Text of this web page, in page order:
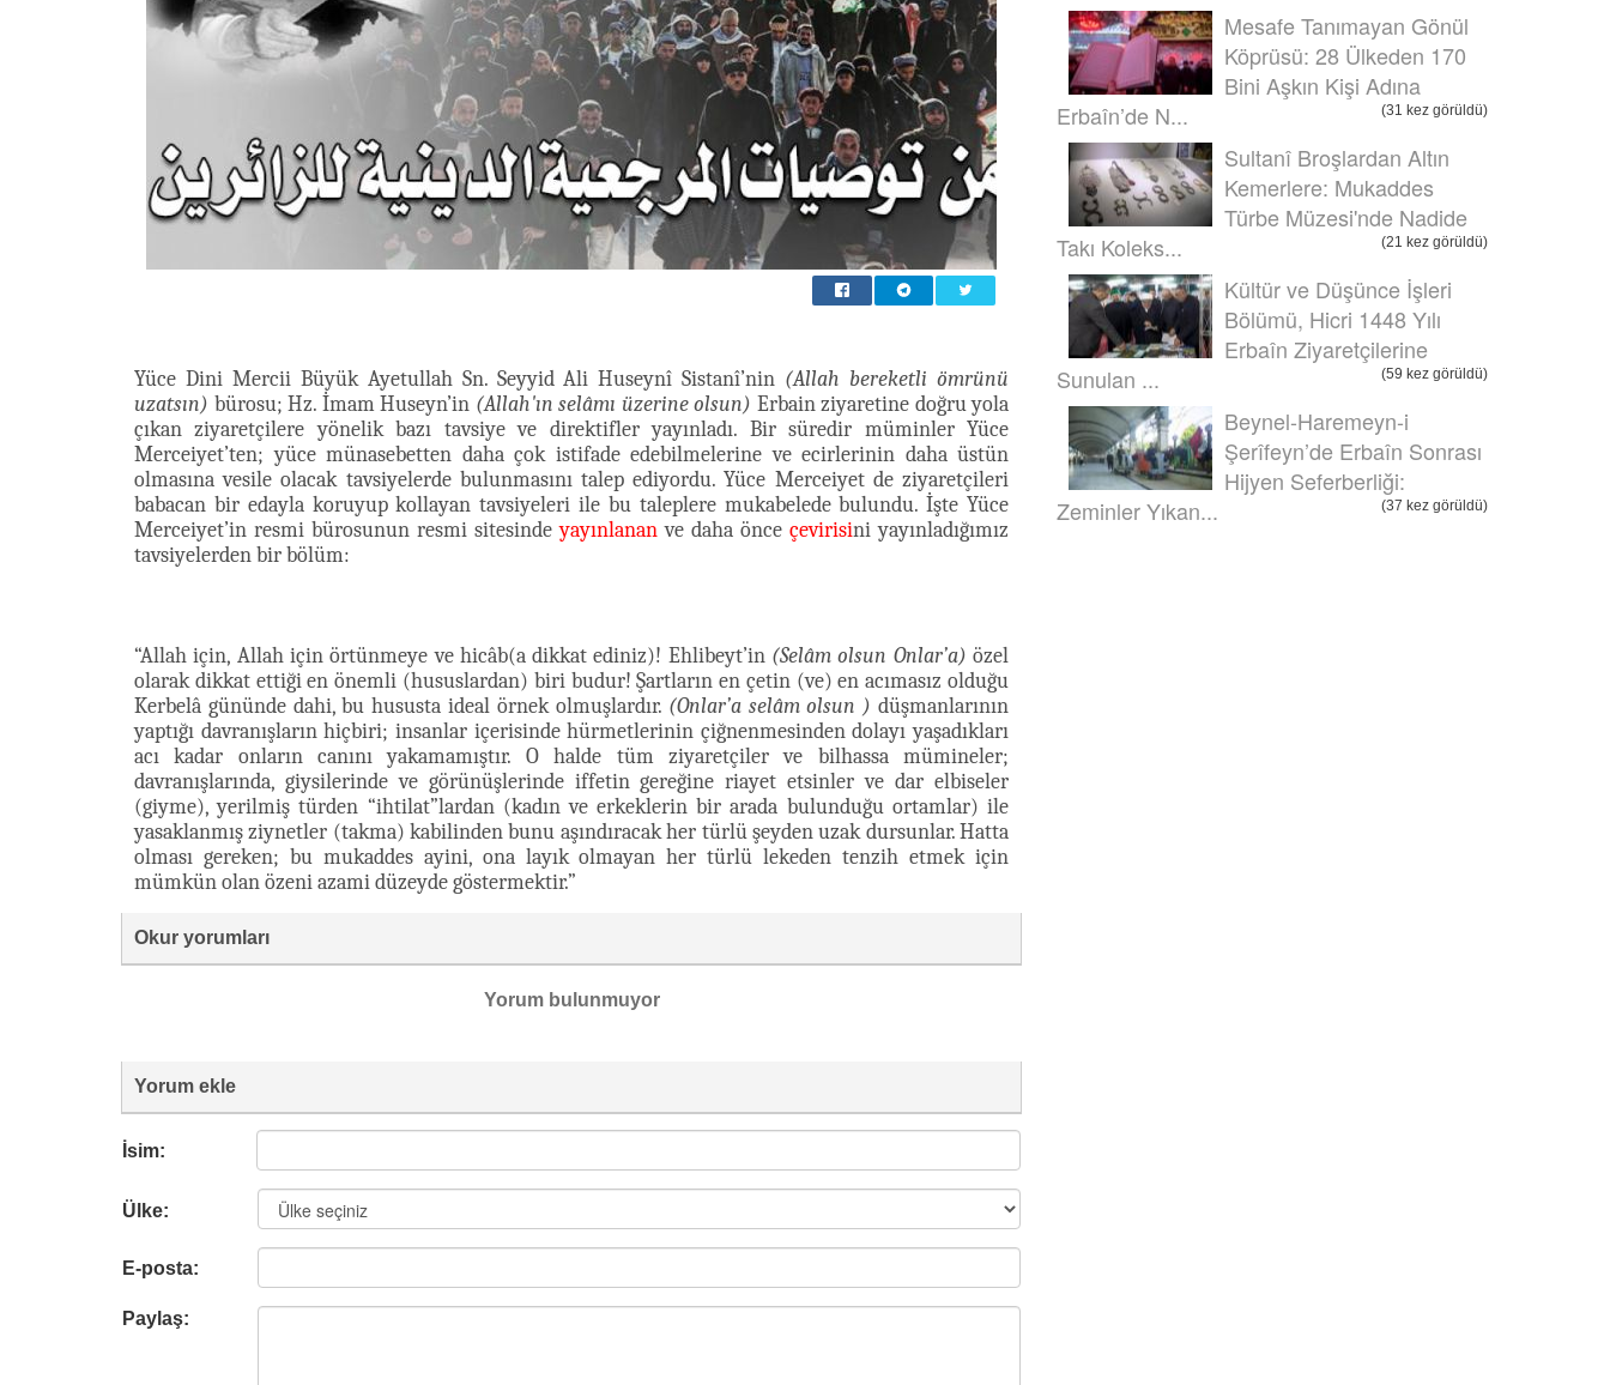
Yüce Dini Mercii Büyük Ayetullah Sn. Seyyid Ali Huseynî Sistanî’nin (Allah bereketli ömrünü
uzatsın) bürosu; Hz. İmam Huseyn’in (Allah'ın selâmı üzerine olsun) Erbain ziyaretine doğru yola
çıkan ziyaretçilere yönelik bazı tavsiye ve direktifler yayınladı. Bir süredir müminler Yüce
Merceiyet’ten; yüce münasebetten daha çok istifade edebilmelerine ve ecirlerinin daha üstün
olmasına vesile olacak tavsiyelerde bulunmasını talep ediyordu. Yüce Merceiyet de ziyaretçileri
babacan bir edayla koruyup kollayan tavsiyeleri ile bu taleplere mukabelede bulundu. İşte Yüce
Merceiyet’in resmi bürosunun resmi sitesindeyayınlanan ve daha önce çevirisini yayınladığımız
tavsiyelerden bir bölüm:
“Allah için, Allah için örtünmeye ve hicâb(a dikkat ediniz)! Ehlibeyt’in (Selâm olsun Onlar’a) özel
olarak dikkat ettiği en önemli (hususlardan) biri budur! Şartların en çetin (ve) en acımasız olduğu
Kerbelâ gününde dahi, bu hususta ideal örnek olmuşlardır. (Onlar’a selâm olsun ) düşmanlarının
yaptığı davranışların hiçbiri; insanlar içerisinde hürmetlerinin çiğnenmesinden dolayı yaşadıkları
acı kadar onların canını yakamamıştır. O halde tüm ziyaretçiler ve bilhassa mümineler;
davranışlarında, giysilerinde ve görünüşlerinde iffetin gereğine riayet etsinler ve dar elbiseler
(giyme), yerilmiş türden “ihtilat”lardan (kadın ve erkeklerin bir arada bulunduğu ortamlar) ile
yasaklanmış ziynetler (takma) kabilinden bunu aşındıracak her türlü şeyden uzak dursunlar. Hatta
olması gereken; bu mukaddes ayini, ona layık olmayan her türlü lekeden tenzih etmek için
mümkün olan özeni azami düzeyde göstermektir.”
Okur yorumları
Yorum bulunmuyor
Yorum ekle
İsim:
Ülke:
E-posta:
Paylaş:
Mesafe Tanımayan Gönül
Köprüsü: 28 Ülkeden 170
Bini Aşkın Kişi Adına
Erbaîn’de N...
(31 kez görüldü)
Sultanî Broşlardan Altın
Kemerlere: Mukaddes
Türbe Müzesi'nde Nadide
Takı Koleks...
(21 kez görüldü)
Kültür ve Düşünce İşleri
Bölümü, Hicri 1448 Yılı
Erbaîn Ziyaretçilerine
Sunulan ...
(59 kez görüldü)
Beynel-Haremeyn-i
Şerîfeyn’de Erbaîn Sonrası
Hijyen Seferberliği:
Zeminler Yıkan...
(37 kez görüldü)